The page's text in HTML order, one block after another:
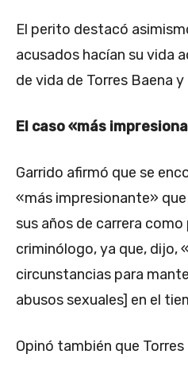
El perito destacó
acusados hacían su vida
de vida de Torres Baena
El caso «más
Garrido afirmó que se
«más impresionante»
sus años de carrera
criminólogo, ya que, dijo,
circunstancias para
abusos sexuales] en el
Opinó también que